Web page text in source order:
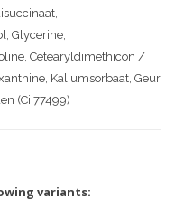
Glycerine,
Cetearyldimethicon /
Kaliumsorbaat, Geur
(Ci 77499)
variants: